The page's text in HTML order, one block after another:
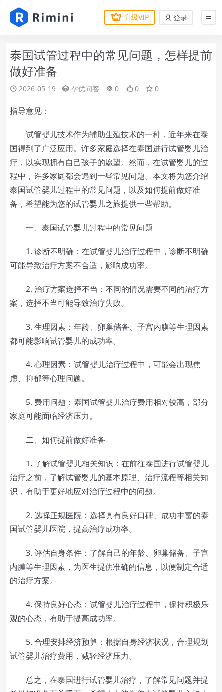
升级VIP 登录
泰国试管过程中的常见问题，怎样提前
做好准备
2026-05-19 孕优问答 0 0 0
指导意见：
试管婴儿技术作为辅助生殖技术的一种，近年来在泰
国得到了广泛应用。许多家庭选择在泰国进行试管婴儿治
疗，以实现拥有自己孩子的愿望。然而，在试管婴儿的过
程中，许多家庭都会遇到一些常见问题。本文将为您介绍
泰国试管婴儿过程中的常见问题，以及如何提前做好准
备，希望能为您的试管婴儿之旅提供一些帮助。
一、泰国试管婴儿过程中的常见问题
1. 诊断不明确：在试管婴儿治疗过程中，诊断不明确
可能导致治疗方案不合适，影响成功率。
2. 治疗方案选择不当：不同的情况需要不同的治疗方
案，选择不当可能导致治疗失败。
3. 生理因素：年龄、卵巢储备、子宫内膜等生理因素
都可能影响试管婴儿的成功率。
4. 心理因素：试管婴儿治疗过程中，可能会出现焦
虑、抑郁等心理问题。
5. 费用问题：泰国试管婴儿治疗费用相对较高，部分
家庭可能面临经济压力。
二、如何提前做好准备
1. 了解试管婴儿相关知识：在前往泰国进行试管婴儿
治疗之前，了解试管婴儿的基本原理、治疗流程等相关知
识，有助于更好地应对治疗过程中的问题。
2. 选择正规医院：选择具有良好口碑、成功丰富的泰
国试管婴儿医院，提高治疗成功率。
3. 评估自身条件：了解自己的年龄、卵巢储备、子宫
内膜等生理因素，为医生提供准确的信息，以便制定合适
的治疗方案。
4. 保持良好心态：试管婴儿治疗过程中，保持积极乐
观的心态，有助于提高成功率。
5. 合理安排经济预算：根据自身经济状况，合理规划
试管婴儿治疗费用，减轻经济压力。
总之，在泰国进行试管婴儿治疗，了解常见问题并提